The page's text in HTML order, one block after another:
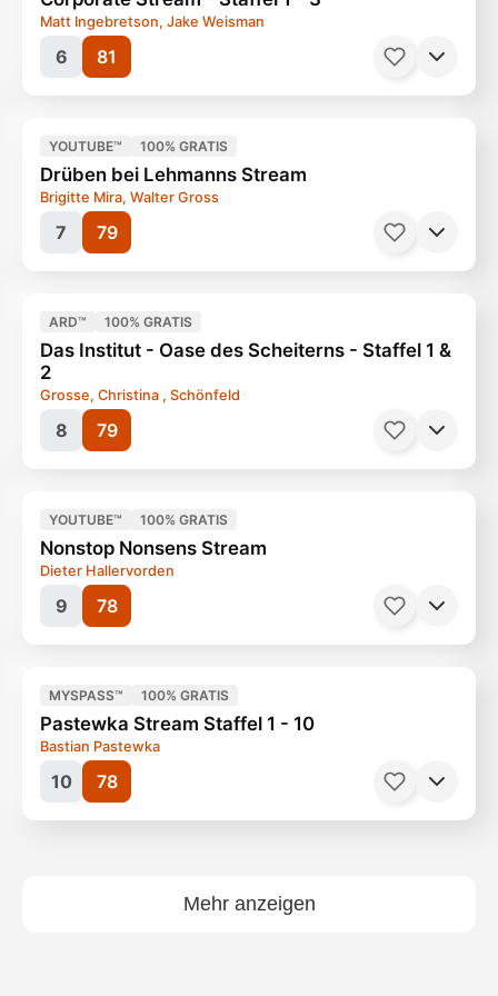
Serien, Comedy 25 Minuten
6 81
Matt Ingebretson, Jake Weisman
Serien, Comedy 22 Minuten Ab 16 Jahren
7 79
YOUTUBE™ 100% GRATIS
Drüben bei Lehmanns Stream
Brigitte Mira, Walter Gross
8 79
ARD™ 100% GRATIS
Das Institut - Oase des Scheiterns - Staffel 1 &
2
Grosse, Christina , Schönfeld
Serien, Komödie 30 Minuten
9 78
YOUTUBE™ 100% GRATIS
Nonstop Nonsens Stream
Dieter Hallervorden
10 78
MYSPASS™ 100% GRATIS
Pastewka Stream Staffel 1 - 10
Bastian Pastewka
Mehr anzeigen